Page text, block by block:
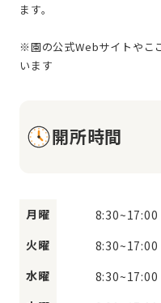
ます。
※園の公式Webサイトやこ
開所時間
月曜 8:30~17:00
火曜
8:30~17:00
水曜
8:30~17:00